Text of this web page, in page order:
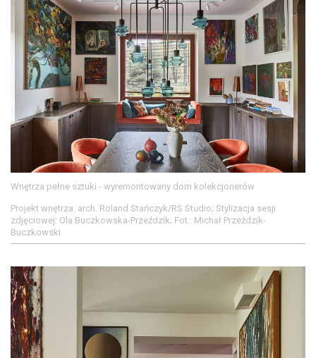
Wnętrza pełne sztuki - wyremontowany dom kolekcjonerów
Projekt wnętrza: arch. Roland Stańczyk/RS Studio; Stylizacja sesji
zdjęciowej: Ola Buczkowska-Przeździk; Fot.: Michał Przeździk-
Buczkowski